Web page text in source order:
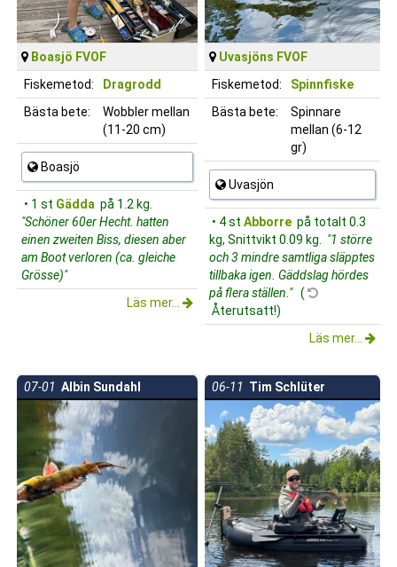
Boasjö FVOF
Fiskemetod:
Dragrodd
Bästa bete:
Wobbler mellan
(11-20 cm)
Boasjö
• 1 st Gädda på 1.2 kg.
"Schöner 60er Hecht. hatten
einen zweiten Biss, diesen aber
am Boot verloren (ca. gleiche
Grösse)"
Läs mer...
Uvasjöns FVOF
Fiskemetod:
Spinnfiske
Bästa bete:
Spinnare
mellan (6-12
gr)
Uvasjön
• 4 st Abborre på totalt 0.3
kg, Snittvikt 0.09 kg.
"1 större
och 3 mindre samtliga släpptes
tillbaka igen. Gäddslag hördes
på flera ställen." (
Återutsatt!)
Läs mer...
07-01 Albin Sundahl 06-11 Tim Schlüter